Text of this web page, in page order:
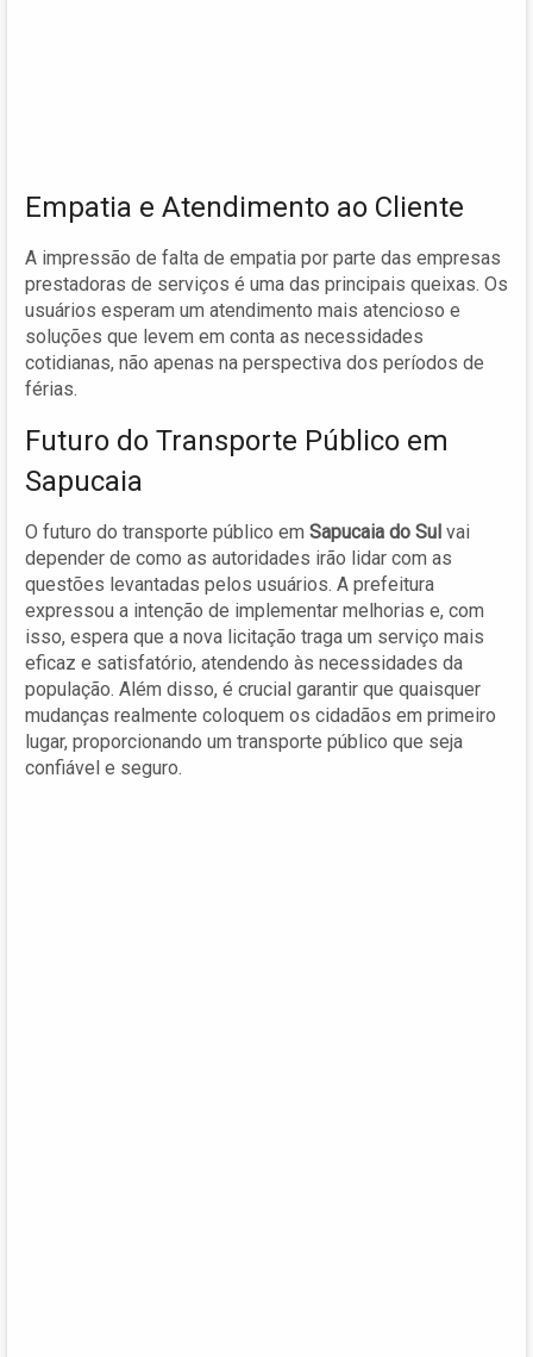
Empatia e Atendimento ao Cliente
A impressão de falta de empatia por parte das empresas
prestadoras de serviços é uma das principais queixas. Os
usuários esperam um atendimento mais atencioso e
soluções que levem em conta as necessidades
cotidianas, não apenas na perspectiva dos períodos de
férias.
Futuro do Transporte Público em
Sapucaia
O futuro do transporte público em Sapucaia do Sul vai
depender de como as autoridades irão lidar com as
questões levantadas pelos usuários. A prefeitura
expressou a intenção de implementar melhorias e, com
isso, espera que a nova licitação traga um serviço mais
eficaz e satisfatório, atendendo às necessidades da
população. Além disso, é crucial garantir que quaisquer
mudanças realmente coloquem os cidadãos em primeiro
lugar, proporcionando um transporte público que seja
confiável e seguro.